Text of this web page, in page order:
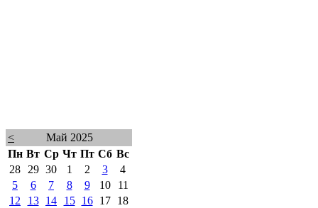
<
Май 2025
Пн Вт Ср Чт Пт Сб Вс
28
29 30 1 2 3
4
5
6 7 8 9 10
11
12
13 14 15 16 17
18